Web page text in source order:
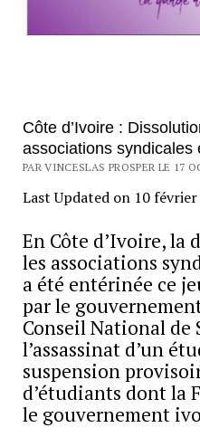
Côte d’Ivoire :
associations syndicales
PAR VINCESLAS PROSPER LE 17
Last Updated on 10
En Côte d’Ivoire, la
les associations
a été entérinée ce
par le
Conseil National de
l’assassinat d’un
suspension
d’étudiants dont la
le gouvernement